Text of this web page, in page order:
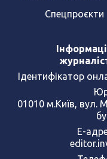
Спецпроєкти
Ідентифікатор
01010 м.Київ, вул.
Е-